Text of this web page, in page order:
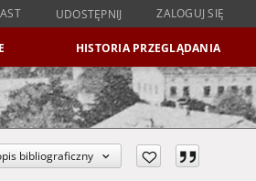
UDOSTĘPNIJ ZALOGUJ SIĘ
HISTORIA PRZEGLĄDANIA
bibliograficzny